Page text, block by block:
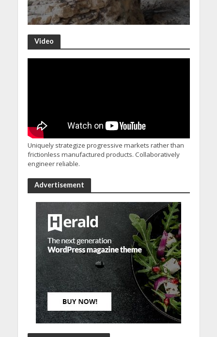
Video
Uniquely strategize progressive markets rather than
frictionless manufactured products. Collaboratively
engineer reliable.
Advertisement